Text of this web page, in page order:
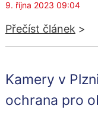
9. října 2023 09:04
Přečíst článek >
Kamery v
ochrana pro